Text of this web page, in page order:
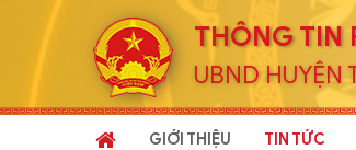
THÔNG TIN
UBND HUYỆN
GIỚI THIỆU TIN TỨC